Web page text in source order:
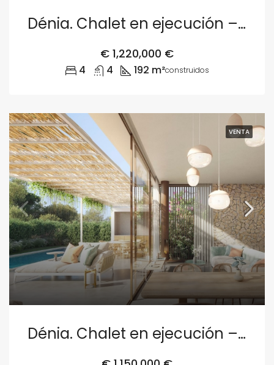
Dénia. Chalet en ejecución – Parcela 4
€ 1,220,000 €
4 4 192 m²construidos
VENTA
Dénia. Chalet en ejecución – Parcela 3